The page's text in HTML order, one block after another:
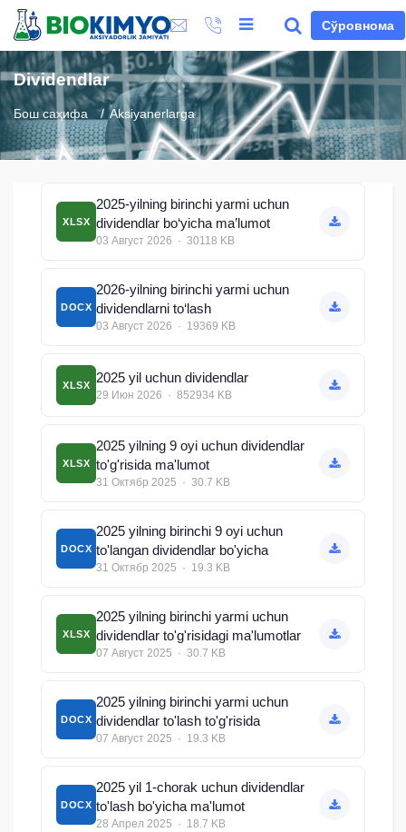
Сўровнома
Dividendlar
Бош саҳифа Aksiyanerlarga
XLSX
2025-yilning birinchi yarmi uchun
dividendlar bo‘yicha ma’lumot
03 Август 2026 · 30118 KB
DOCX
2026-yilning birinchi yarmi uchun
dividendlarni to‘lash
03 Август 2026 · 19369 KB
XLSX
2025 yil uchun dividendlar
29 Июн 2026 · 852934 KB
XLSX
2025 yilning 9 oyi uchun dividendlar
to'g'risida ma'lumot
31 Октябр 2025 · 30.7 KB
DOCX
2025 yilning birinchi 9 oyi uchun
to'langan dividendlar bo'yicha
31 Октябр 2025 · 19.3 KB
XLSX
2025 yilning birinchi yarmi uchun
dividendlar to'g'risidagi ma'lumotlar
07 Август 2025 · 30.7 KB
DOCX
2025 yilning birinchi yarmi uchun
dividendlar to'lash to'g'risida
07 Август 2025 · 19.3 KB
DOCX
2025 yil 1-chorak uchun dividendlar
to'lash bo'yicha ma'lumot
28 Апрел 2025 · 18.7 KB